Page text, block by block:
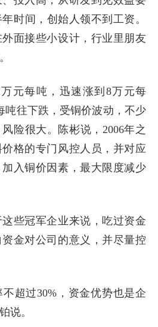
时间，创始人领不到工资。
面接些小设计，行业里朋友
元每吨，迅速涨到8万元每
吨往下跌，受铜价波动，不少
险很大。陈彬说，2006年之
格的专门风控人员，并对应
入铜价因素，最大限度减少
些冠军企业来说，吃过资金
金对公司的意义，并尽量控
超过30%，资金优势也是企
说。